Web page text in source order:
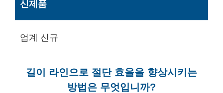
신제품
업계 신규
길이 라인으로 절단 효율을 향상시키는
방법은 무엇입니까?